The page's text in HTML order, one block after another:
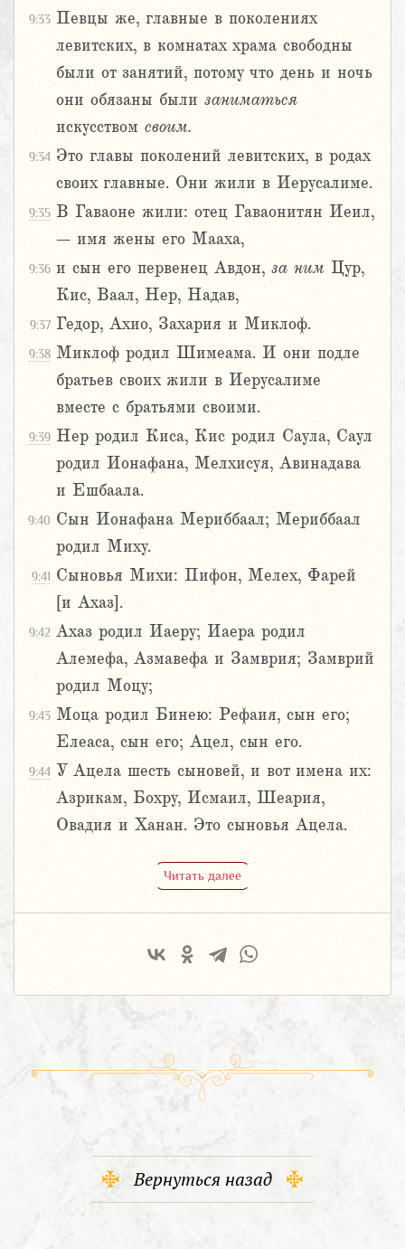
9:33 Певцы же, главные в поколениях
левитских, в комнатах храма свободны
были от занятий, потому что день и ночь
они обязаны были заниматься
искусством своим.
9:34 Это главы поколений левитских, в родах
своих главные. Они жили в Иерусалиме.
9:35 В Гаваоне жили: отец Гаваонитян Иеил,
– имя жены его Мааха,
9:36 и сын его первенец Авдон, за ним Цур,
Кис, Ваал, Нер, Надав,
9:37 Гедор, Ахио, Захария и Миклоф.
9:38 Миклоф родил Шимеама. И они подле
братьев своих жили в Иерусалиме
вместе с братьями своими.
9:39 Нер родил Киса, Кис родил Саула, Саул
родил Ионафана, Мелхисуя, Авинадава
и Ешбаала.
9:40 Сын Ионафана Мериббаал; Мериббаал
родил Миху.
9:41 Сыновья Михи: Пифон, Мелех, Фарей
[и Ахаз].
9:42 Ахаз родил Иаеру; Иаера родил
Алемефа, Азмавефа и Замврия; Замврий
родил Моцу;
9:43 Моца родил Бинею: Рефаия, сын его;
Елеаса, сын его; Ацел, сын его.
9:44 У Ацела шесть сыновей, и вот имена их:
Азрикам, Бохру, Исмаил, Шеария,
Овадия и Ханан. Это сыновья Ацела.
Читать далее
Вернуться назад